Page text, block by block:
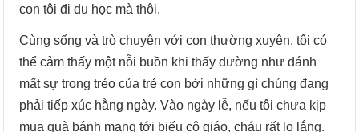
con tôi đi du học mà thôi.
Cùng sống và trò chuyện với con thường xuyên, tôi có
thể cảm thấy một nỗi buồn khi thấy dường như đánh
mất sự trong trẻo của trẻ con bởi những gì chúng đang
phải tiếp xúc hằng ngày. Vào ngày lễ, nếu tôi chưa kịp
mua quà bánh mang tới biếu cô giáo, cháu rất lo lắng.